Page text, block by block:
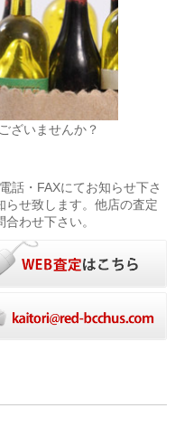
ざいませんか？
話・FAXにてお知らせ下さ
らせ致します。他店の査定
わせ下さい。